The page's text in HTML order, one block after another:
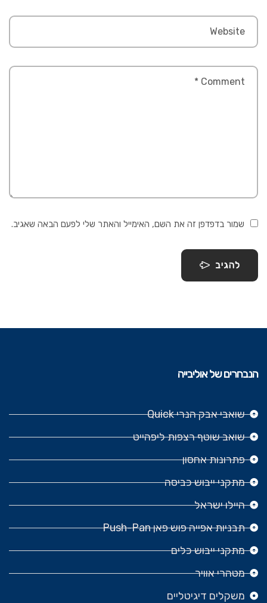
שמור בדפדפן זה את השם, האימייל והאתר שלי לפעם הבאה שאגיב.
להגיב
הנבחרים של אוליבייה
שואבי אבק הנרי Quick
שואב שוטף רצפות ליפהייט
פתרונות אחסון
מתקני ייבוש כביסה
היילו ישראל
תבניות אפייה פוש פאן Push-Pan
מתקני ייבוש כלים
מטהרי אוויר
משקלים דיגיטליים